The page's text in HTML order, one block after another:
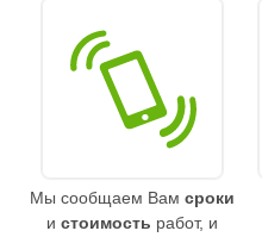
Мы сообщаем Вам сроки
и стоимость работ, и